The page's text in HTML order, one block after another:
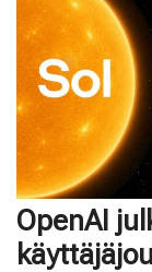
OpenAI